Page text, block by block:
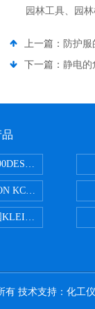
园林工具、园
上一篇： 防护
下一篇： 静电的
19290重锤
KC-51/KC-52便携
KLEINWAECHTER
技术支持： 化工